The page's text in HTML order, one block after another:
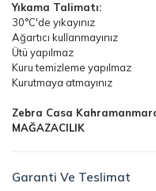
Yıkama Talimatı:
30°C'de yıkayınız
Ağartıcı kullanmayınız
Ütü yapılmaz
Kuru temizleme yapılmaz
Kurutmaya atmayınız
Zebra Casa
MAĞAZACILIK
Garanti Ve Teslimat